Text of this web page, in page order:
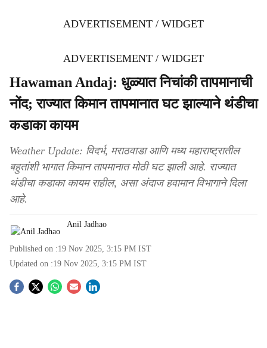
ADVERTISEMENT / WIDGET
ADVERTISEMENT / WIDGET
Hawaman Andaj: धुळ्यात निचांकी तापमानाची
नोंद; राज्यात किमान तापमानात घट झाल्याने थंडीचा
कडाका कायम
Weather Update: विदर्भ, मराठवाडा आणि मध्य महाराष्ट्रातील
बहुतांशी भागात किमान तापमानात मोठी घट झाली आहे. राज्यात
थंडीचा कडाका कायम राहील, असा अंदाज हवामान विभागाने दिला
आहे.
Anil Jadhao
Published on :19 Nov 2025, 3:15 PM IST
Updated on :19 Nov 2025, 3:15 PM IST
S